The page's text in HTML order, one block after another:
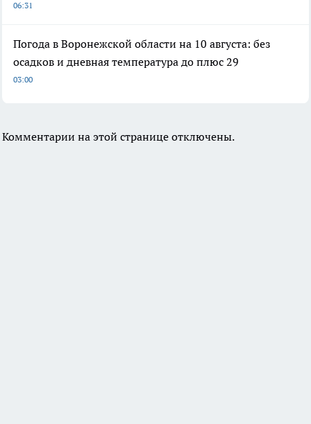
06:31
Погода в Воронежской области на 10 августа: без
осадков и дневная температура до плюс 29
03:00
Комментарии на этой странице отключены.